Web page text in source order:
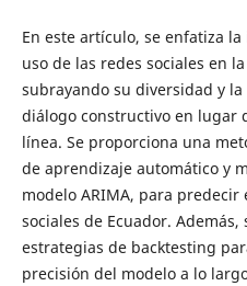
En este artículo, se enfatiza
uso de las redes sociales en
subrayando su diversidad y
diálogo constructivo en lugar
línea. Se proporciona una
de aprendizaje automático y
modelo ARIMA, para
sociales de Ecuador.
estrategias de backtesting
precisión del modelo a lo